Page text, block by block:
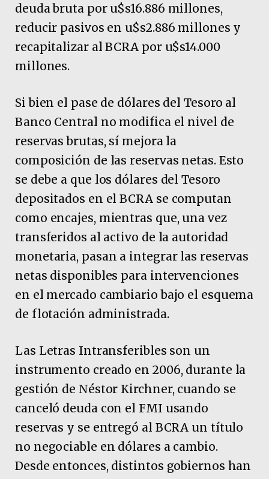
deuda bruta por u$s16.886 millones,
reducir pasivos en u$s2.886 millones y
recapitalizar al BCRA por u$s14.000
millones.
Si bien el pase de dólares del Tesoro al
Banco Central no modifica el nivel de
reservas brutas, sí mejora la
composición de las reservas netas. Esto
se debe a que los dólares del Tesoro
depositados en el BCRA se computan
como encajes, mientras que, una vez
transferidos al activo de la autoridad
monetaria, pasan a integrar las reservas
netas disponibles para intervenciones
en el mercado cambiario bajo el esquema
de flotación administrada.
Las Letras Intransferibles son un
instrumento creado en 2006, durante la
gestión de Néstor Kirchner, cuando se
canceló deuda con el FMI usando
reservas y se entregó al BCRA un título
no negociable en dólares a cambio.
Desde entonces, distintos gobiernos han